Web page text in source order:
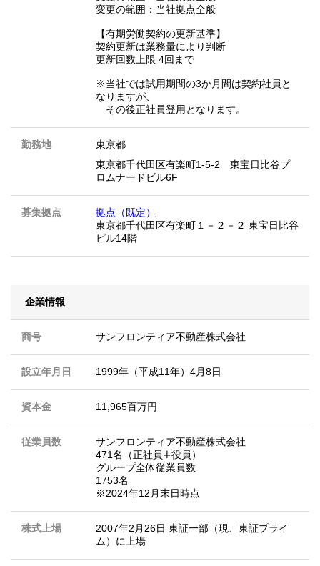
変更の範囲：当社拠点全般
【有期労働契約の更新基準】
契約更新は業務量により判断
更新回数上限 4回まで
※当社では試用期間の3か月間は契約社員と
なりますが、
その後正社員登用となります。
勤務地
東京都
東京都千代田区有楽町1-5-2 東宝日比谷プ
ロムナードビル6F
募集拠点
拠点（既定）
東京都千代田区有楽町１－２－２ 東宝日比谷
ビル14階
企業情報
商号 サンフロンティア不動産株式会社
設立年月日 1999年（平成11年）4月8日
資本金 11,965百万円
従業員数
サンフロンティア不動産株式会社
471名（正社員∔役員）
グループ全体従業員数
1753名
※2024年12月末日時点
株式上場
2007年2月26日 東証一部（現、東証プライ
ム）に上場